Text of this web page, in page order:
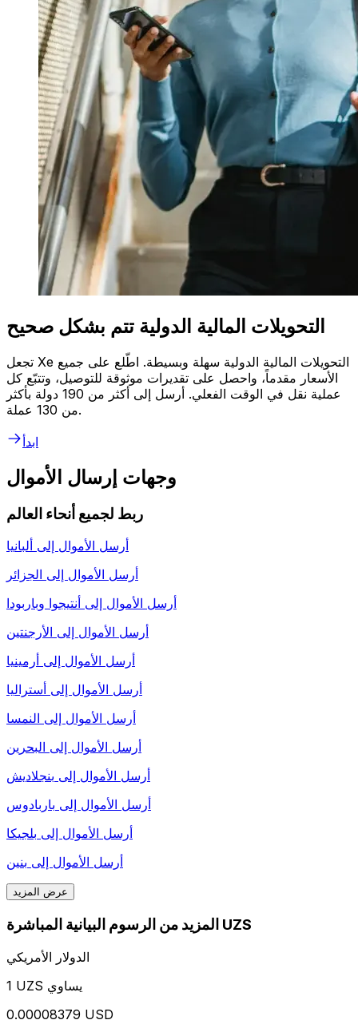
التحويلات المالية الدولية تتم بشكل صحيح
تجعل Xe التحويلات المالية الدولية سهلة وبسيطة. اطّلع على جميع
الأسعار مقدماً، واحصل على تقديرات موثوقة للتوصيل، وتتبّع كل
عملية نقل في الوقت الفعلي. أرسل إلى أكثر من 190 دولة بأكثر
من 130 عملة.
ابدأ
وجهات إرسال الأموال
ربط لجميع أنحاء العالم
أرسل الأموال إلى ألبانيا
أرسل الأموال إلى الجزائر
أرسل الأموال إلى أنتيجوا وباربودا
أرسل الأموال إلى الأرجنتين
أرسل الأموال إلى أرمينيا
أرسل الأموال إلى أستراليا
أرسل الأموال إلى النمسا
أرسل الأموال إلى البحرين
أرسل الأموال إلى بنجلاديش
أرسل الأموال إلى باربادوس
أرسل الأموال إلى بلجيكا
أرسل الأموال إلى بنين
عرض المزيد
المزيد من الرسوم البيانية المباشرة UZS
الدولار الأمريكي
1 UZS يساوي
0.00008379 USD